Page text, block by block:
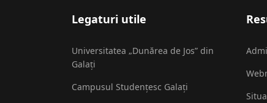
Legaturi utile
Universitatea „Dunărea de Jos” din
Galați
Campusul Studențesc Galați